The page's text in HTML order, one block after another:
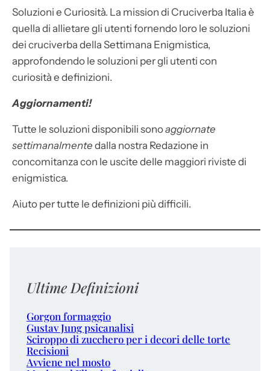
Soluzioni e Curiosità. La mission di Cruciverba Italia è
quella di allietare gli utenti fornendo loro le soluzioni
dei cruciverba della Settimana Enigmistica,
approfondendo le soluzioni per gli utenti con
curiosità e definizioni.
Aggiornamenti!
Tutte le soluzioni disponibili sonoaggiornate
settimanalmente dalla nostra Redazione in
concomitanza con le uscite delle maggiori riviste di
enigmistica.
Aiuto per tutte le definizioni più difficili.
Ultime Definizioni
Gorgon formaggio
Gustav Jung psicanalisi
Sciroppo di zucchero per i decori delle torte
Recisioni
Avviene nel mosto